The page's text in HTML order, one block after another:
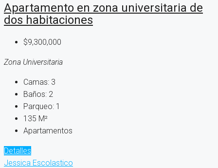
Apartamento en zona universitaria de
dos habitaciones
$9,300,000
Zona Universitaria
Camas: 3
Baños: 2
Parqueo: 1
135 M²
Apartamentos
Detalles
Jessica Escolastico